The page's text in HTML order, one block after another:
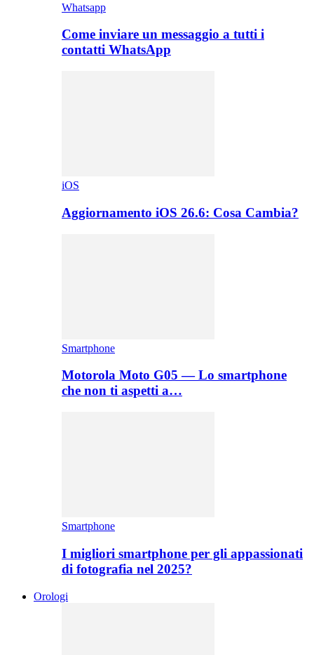
Whatsapp
Come inviare un messaggio a tutti i
contatti WhatsApp
iOS
Aggiornamento iOS 26.6: Cosa Cambia?
Smartphone
Motorola Moto G05 — Lo smartphone
che non ti aspetti a…
Smartphone
I migliori smartphone per gli appassionati
di fotografia nel 2025?
Orologi